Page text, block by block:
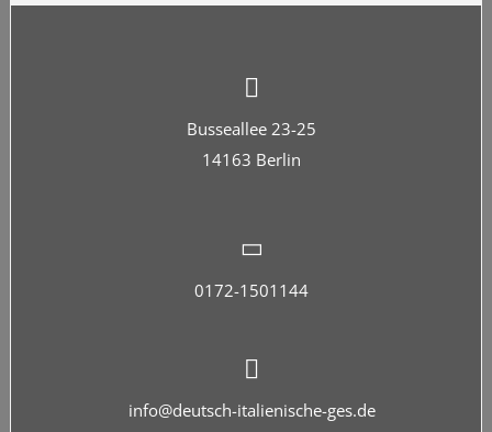
Busseallee 23-25
14163 Berlin
0172-1501144
info@deutsch-italienische-ges.de